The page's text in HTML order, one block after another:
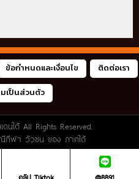
ข้อกำหนดและเงื่อนไข ติดต่อเรา
เป็นส่วนตัว
ดนใต้ All Rights Reserved.
กีฬา วัวชน ของ ภาคใต้